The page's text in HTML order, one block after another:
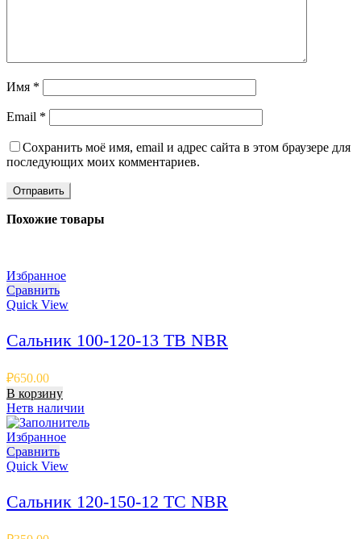
Имя *
Email *
Сохранить моё имя, email и адрес сайта в этом браузере для
последующих моих комментариев.
Похожие товары
Избранное
Сравнить
Quick View
Сальник 100-120-13 TB NBR
₽650.00
В корзину
Нетв наличии
Избранное
Сравнить
Quick View
Сальник 120-150-12 TC NBR